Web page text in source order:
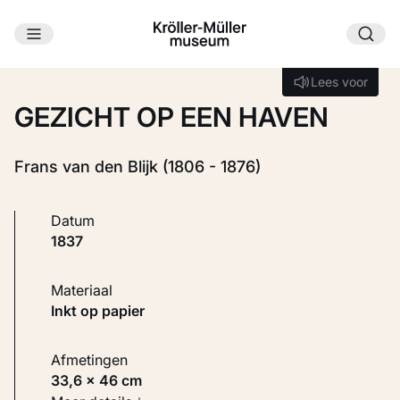
Ga naar hoofdinhoud
Lees voor
Lees voor
GEZICHT OP EEN HAVEN
Frans van den Blijk (1806 - 1876)
Datum
1837
Materiaal
Inkt op papier
Afmetingen
33,6 × 46 cm